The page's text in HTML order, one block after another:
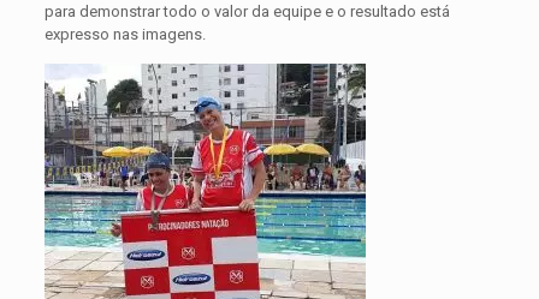
para demonstrar todo o valor da equipe e o resultado está
expresso nas imagens.